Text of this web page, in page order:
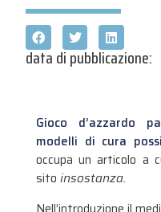
data di pubblicazione:
Gioco d’azzardo
modelli di cura
occupa un articolo a
sito insostanza.